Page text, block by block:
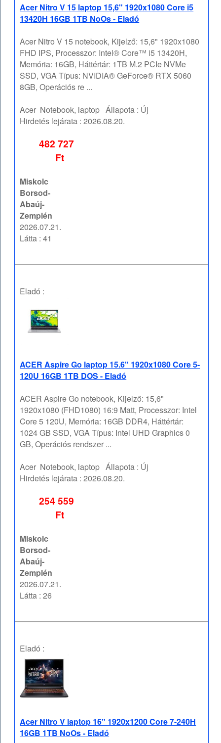
Acer Nitro V 15 laptop 15,6" 1920x1080 Core i5
13420H 16GB 1TB NoOs - Eladó
Acer Nitro V 15 notebook, Kijelző: 15,6" 1920x1080
FHD IPS, Processzor: Intel® Core™ i5 13420H,
Memória: 16GB, Háttértár: 1TB M.2 PCIe NVMe
SSD, VGA Típus: NVIDIA® GeForce® RTX 5060
8GB, Operációs re ...
Acer Notebook, laptop Állapota : Új
Hirdetés lejárata :2026.08.20.
482 727
Ft
Miskolc
Borsod-
Abaúj-
Zemplén
2026.07.21.
Látta : 41
Eladó :
ACER Aspire Go laptop 15.6" 1920x1080 Core 5-
120U 16GB 1TB DOS - Eladó
ACER Aspire Go notebook, Kijelző: 15,6"
1920x1080 (FHD1080) 16:9 Matt, Processzor: Intel
Core 5 120U, Memória: 16GB DDR4, Háttértár:
1024 GB SSD, VGA Típus: Intel UHD Graphics 0
GB, Operációs rendszer ...
Acer Notebook, laptop Állapota : Új
Hirdetés lejárata :2026.08.20.
254 559
Ft
Miskolc
Borsod-
Abaúj-
Zemplén
2026.07.21.
Látta : 26
Eladó :
Acer Nitro V laptop 16" 1920x1200 Core 7-240H
16GB 1TB NoOs - Eladó